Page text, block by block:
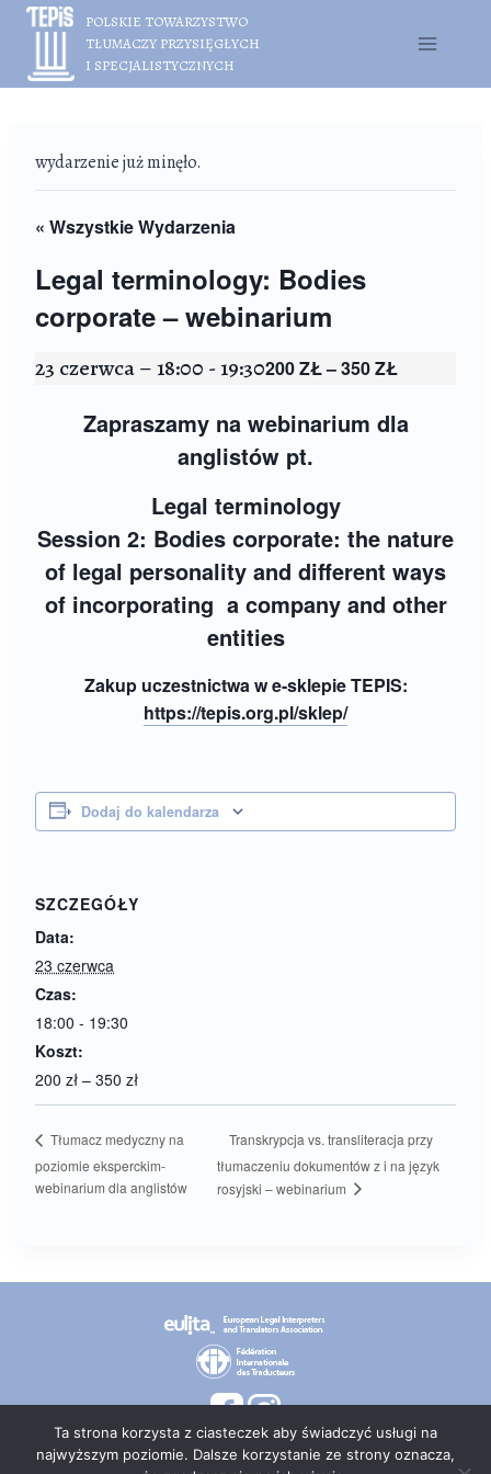
Przejdź
treści
POLSKIE TOWARZYSTWO
TŁUMACZY PRZYSIĘGŁYCH
I SPECJALISTYCZNYCH
wydarzenie już minęło.
« Wszystkie Wydarzenia
Legal terminology: Bodies
corporate – webinarium
23 czerwca – 18:00 -19:30200 ZŁ – 350 ZŁ
Zapraszamy na webinarium dla
anglistów pt.
Legal terminology
Session 2: Bodies corporate: the nature
of legal personality and different ways
of incorporating a company and other
entities
Zakup uczestnictwa w e-sklepie TEPIS:
https://tepis.org.pl/sklep/
Dodaj do kalendarza
SZCZEGÓŁY
Data:
23 czerwca
Czas:
18:00 - 19:30
Koszt:
200 zł – 350 zł
Tłumacz medyczny na
poziomie eksperckim-
webinarium dla anglistów
Transkrypcja vs. transliteracja przy
tłumaczeniu dokumentów z i na język
rosyjski – webinarium
Ta strona korzysta z ciasteczek aby świadczyć usługi na
najwyższym poziomie. Dalsze korzystanie ze strony oznacza,